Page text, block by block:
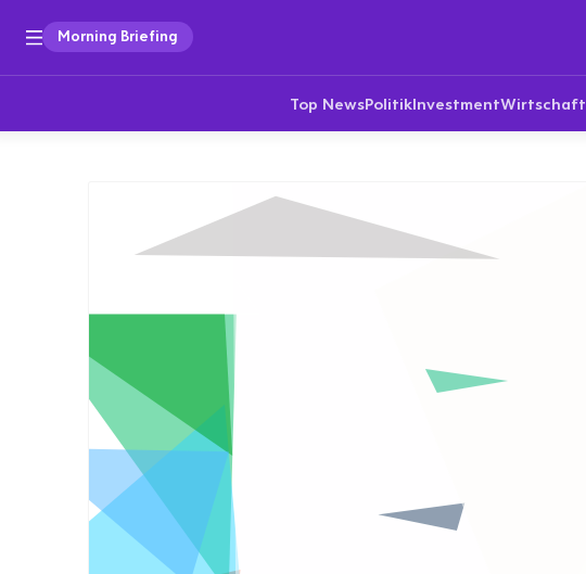
Morning Briefing
Top NewsPolitikInvestmentWirtschaft